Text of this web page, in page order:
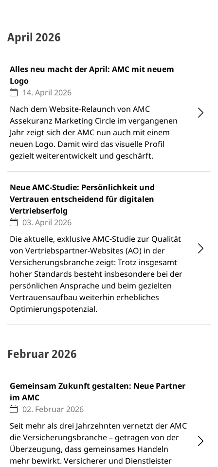
April 2026
Alles neu macht der April: AMC mit neuem
Logo
14. April 2026
Nach dem Website-Relaunch von AMC
Assekuranz Marketing Circle im vergangenen
Jahr zeigt sich der AMC nun auch mit einem
neuen Logo. Damit wird das visuelle Profil
gezielt weiterentwickelt und geschärft.
Neue AMC-Studie: Persönlichkeit und
Vertrauen entscheidend für digitalen
Vertriebserfolg
03. April 2026
Die aktuelle, exklusive AMC-Studie zur Qualität
von Vertriebspartner-Websites (AO) in der
Versicherungsbranche zeigt: Trotz insgesamt
hoher Standards besteht insbesondere bei der
persönlichen Ansprache und beim gezielten
Vertrauensaufbau weiterhin erhebliches
Optimierungspotenzial.
Februar 2026
Gemeinsam Zukunft gestalten: Neue Partner
im AMC
02. Februar 2026
Seit mehr als drei Jahrzehnten vernetzt der AMC
die Versicherungsbranche – getragen von der
Überzeugung, dass gemeinsames Handeln
mehr bewirkt. Versicherer und Dienstleister